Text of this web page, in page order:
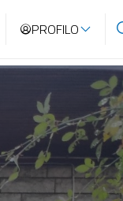
PROFILO